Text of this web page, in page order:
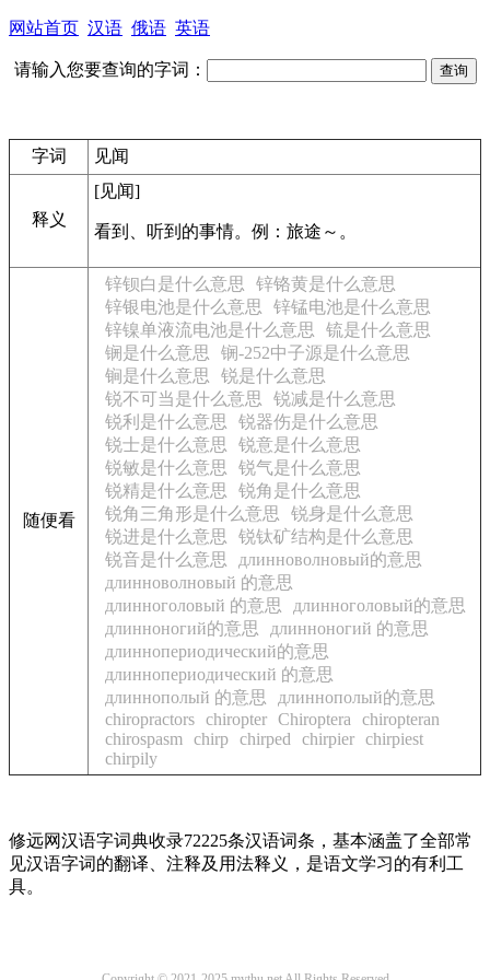
网站首页 汉语 俄语 英语
请输入您要查询的字词：
字词 见闻
释义
[见闻]
看到、听到的事情。例： 旅途～。
随便看
锌钡白是什么意思
锌铬黄是什么意思
锌银电池是什么意思
锌锰电池是什么意思
锌镍单液流电池是什么意思
锍是什么意思
锎是什么意思
锎-252中子源是什么意思
锏是什么意思
锐是什么意思
锐不可当是什么意思
锐减是什么意思
锐利是什么意思
锐器伤是什么意思
锐士是什么意思
锐意是什么意思
锐敏是什么意思
锐气是什么意思
锐精是什么意思
锐角是什么意思
锐角三角形是什么意思
锐身是什么意思
锐进是什么意思
锐钛矿结构是什么意思
锐音是什么意思
длинноволновый的意思
длинноволновый 的意思
длинноголовый 的意思
длинноголовый的意思
длинноногий的意思
длинноногий 的意思
длиннопериодический的意思
длиннопериодический 的意思
длиннополый 的意思
длиннополый的意思
chiropractors chiropter Chiroptera
chiropteran
chirospasm
chirp chirped chirpier chirpiest
chirpily
修远网汉语字词典收录72225条汉语词条，基本涵盖了全部常
见汉语字词的翻译、注释及用法释义，是语文学习的有利工
具。